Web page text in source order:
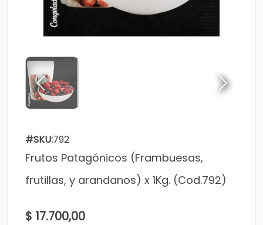
#SKU:792
Frutos Patagónicos (Frambuesas,
frutillas, y arandanos) x 1Kg. (Cod.792)
$ 17.700,00